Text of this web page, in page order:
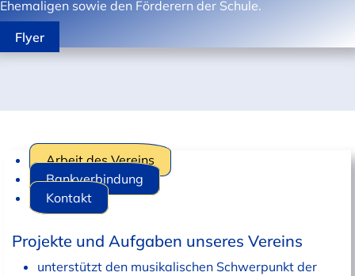
Ehemaligen sowie den Förderern der Schule.
Flyer
Arbeit des Vereins
Bankverbindung
Kontakt
Projekte und Aufgaben unseres Vereins
unterstützt den musikalischen Schwerpunkt der